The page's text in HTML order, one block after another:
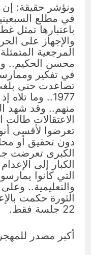
ونؤشر حقيقة: إن
في مطلع
باعتبارها تمثل
والإجهاز على
المرجعية
محسن الحكيم..
في تفكير
تصاعدت حتى
1977.. وما
منهم.. وقد شهد
الاعتقالات طالت
تعرضوا لأقسى
دون تحقيق أو
الكبرى تعرضت
الكبار إلى
التي كانوا
والتعليمية..
22 جلسة فقط.
أكبر مصدر